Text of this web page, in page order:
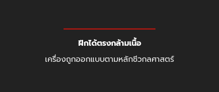
ฝึกได้ตรงกล้ามเนื้อ
เครื่องถูกออกแบบตามหลักชีวกลศาสตร์